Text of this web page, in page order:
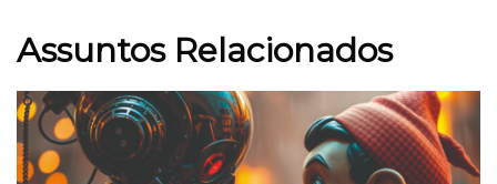
Assuntos Relacionados